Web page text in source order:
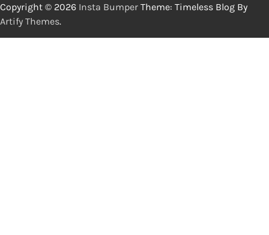
Copyright © 2026 Insta Bumper Theme: Timeless Blog By
Artify Themes.